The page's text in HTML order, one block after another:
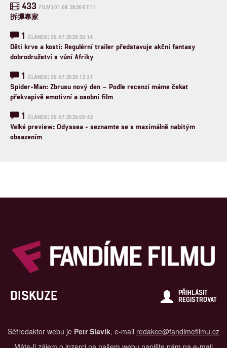
433 FILM | 01.08.2026 07:11
拆彈專家
1 ČLÁNEK | 30.07.2026 20:14
Děti krve a kostí: Regulérní trailer představuje akční fantasy
dobrodružství s vůní Afriky
1 ČLÁNEK | 30.07.2026 12:31
Spider-Man: Zbrusu nový den – Podle recenzí máme čekat
překvapivě emotivní a osobní film
1 ČLÁNEK | 30.07.2026 03:42
Velké preview: Odyssea - seznamte se s maximálně nabitým
obsazením
PŘIHLÁSIT
REGISTROVAT
DISKUZE
Šéfredaktor webu je Petr Slavík, e-mail redakce@fandimefilmu.cz